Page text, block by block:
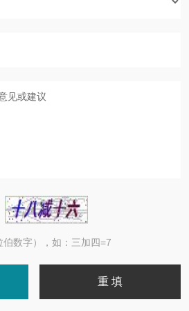
数字），如：三加四=7